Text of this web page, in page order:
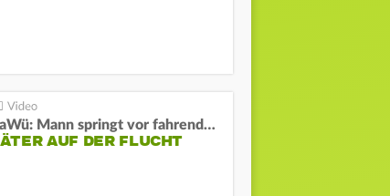
BaWü: Mann springt vor fahrendes Auto und schießt
AUF DER FLUCHT